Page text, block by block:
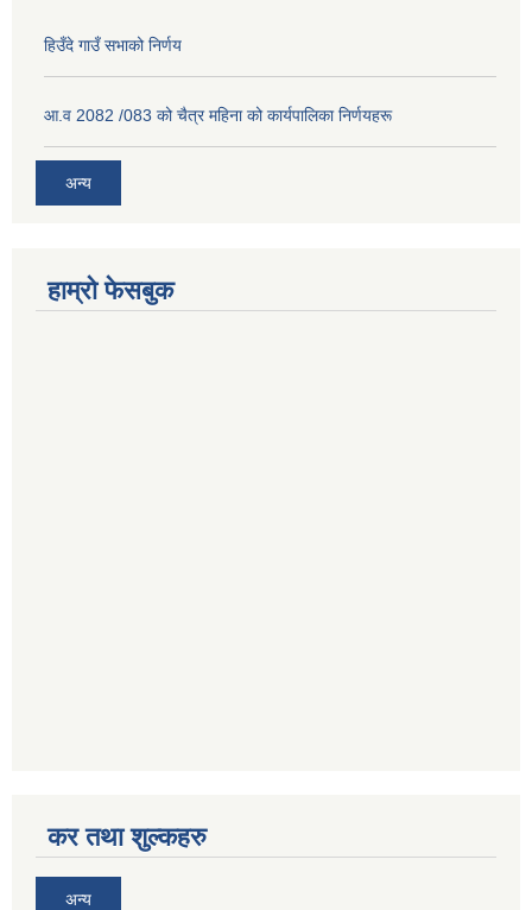
हिउँदे गाउँ सभाको निर्णय
आ.व 2082 /083 को चैत्र महिना को कार्यपालिका निर्णयहरू
अन्य
हाम्रो फेसबुक
कर तथा शुल्कहरु
अन्य